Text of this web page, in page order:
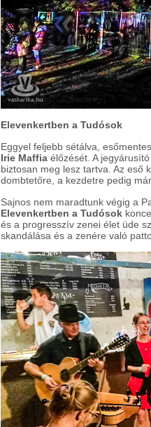
Elevenkertben a Tudósok
Eggyel feljebb sétálva,
Irie Maffia élőzését. A
biztosan meg lesz tartva. Az eső
dombtetőre, a kezdetre pedig
Sajnos nem maradtunk végig a
Elevenkertben a Tudósok
és a progresszív zenei élet üde
skandálása és a zenére való